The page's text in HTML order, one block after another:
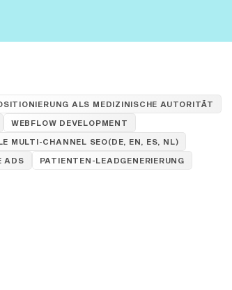
ALS MEDIZINISCHE AUTORITÄT
WEBFLOW DEVELOPMENT
MULTI-CHANNEL SEO(DE, EN, ES, NL)
ADS PATIENTEN-LEADGENERIERUNG